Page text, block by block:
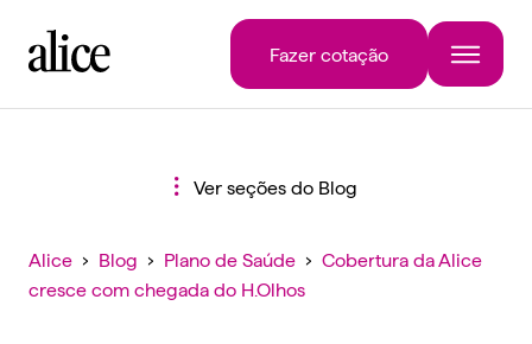
Fazer cotação
Ver seções do Blog
Alice › Blog › Plano de Saúde › Cobertura da Alice
cresce com chegada do H.Olhos